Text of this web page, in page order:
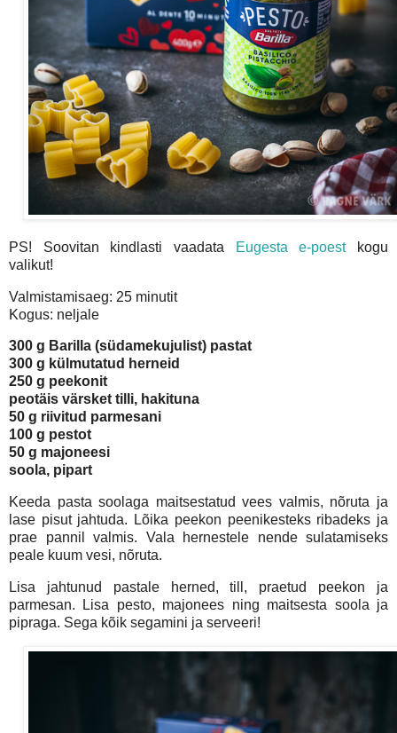
PS! Soovitan kindlasti vaadata Eugesta e-poestkogu
valikut!
Valmistamisaeg: 25 minutit
Kogus: neljale
300 g Barilla (südamekujulist) pastat
300 g külmutatud herneid
250 g peekonit
peotäis värsket tilli, hakituna
50 g riivitud parmesani
100 g pestot
50 g majoneesi
soola, pipart
Keeda pasta soolaga maitsestatud vees valmis, nõruta ja
lase pisut jahtuda. Lõika peekon peenikesteks ribadeks ja
prae pannil valmis. Vala hernestele nende sulatamiseks
peale kuum vesi, nõruta.
Lisa jahtunud pastale herned, till, praetud peekon ja
parmesan. Lisa pesto, majonees ning maitsesta soola ja
pipraga. Sega kõik segamini ja serveeri!